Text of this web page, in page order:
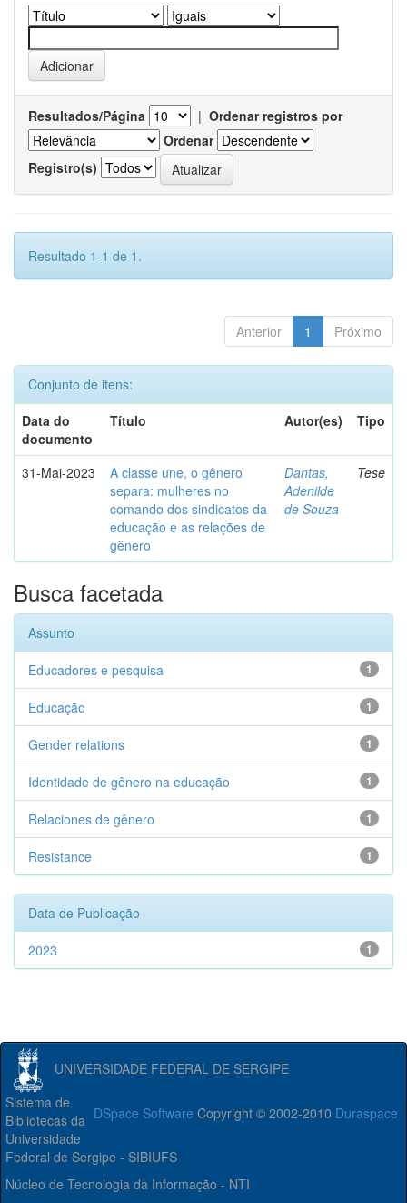
Resultados/Página | Ordenar registros por
Ordenar
Registro(s)
Resultado 1-1 de 1.
Anterior 1 Próximo
Conjunto de itens:
Data do
documento
Título Autor(es) Tipo
31-Mai-2023
A classe une, o gênero
separa: mulheres no
comando dos sindicatos da
educação e as relações de
gênero
Dantas,
Adenilde
de Souza
Tese
Busca facetada
Assunto
1
Educadores e pesquisa
1
Educação
1
Gender relations
1
Identidade de gênero na educação
1
Relaciones de gênero
1
Resistance
Data de Publicação
1
2023
UNIVERSIDADE FEDERAL DE SERGIPE
DSpace Software Copyright © 2002-2010 Duraspace
Sistema de
Bibliotecas da
Universidade
Federal de Sergipe - SIBIUFS
Núcleo de Tecnologia da Informação - NTI